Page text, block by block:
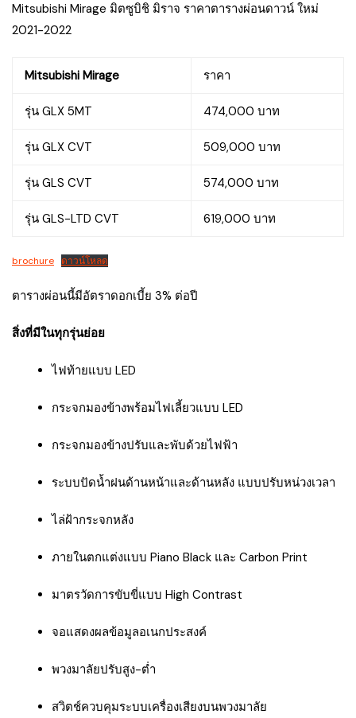
Mitsubishi Mirage มิตซูบิชิ มิราจ ราคาตารางผ่อนดาวน์ ใหม่
2021-2022
Mitsubishi Mirage ราคา
รุ่น GLX 5MT 474,000 บาท
รุ่น GLX CVT 509,000 บาท
รุ่น GLS CVT 574,000 บาท
รุ่น GLS-LTD CVT 619,000 บาท
brochure ดาวน์โหลด
ตารางผ่อนนี้มีอัตราดอกเบี้ย 3% ต่อปี
สิ่งที่มีในทุกรุ่นย่อย
ไฟท้ายแบบ LED
กระจกมองข้างพร้อมไฟเลี้ยวแบบ LED
กระจกมองข้างปรับและพับด้วยไฟฟ้า
ระบบปัดน้ำฝนด้านหน้าและด้านหลัง แบบปรับหน่วงเวลา
ไล่ฝ้ากระจกหลัง
ภายในตกแต่งแบบ Piano Black และ Carbon Print
มาตรวัดการขับขี่แบบ High Contrast
จอแสดงผลข้อมูลอเนกประสงค์
พวงมาลัยปรับสูง-ต่ำ
สวิตช์ควบคุมระบบเครื่องเสียงบนพวงมาลัย